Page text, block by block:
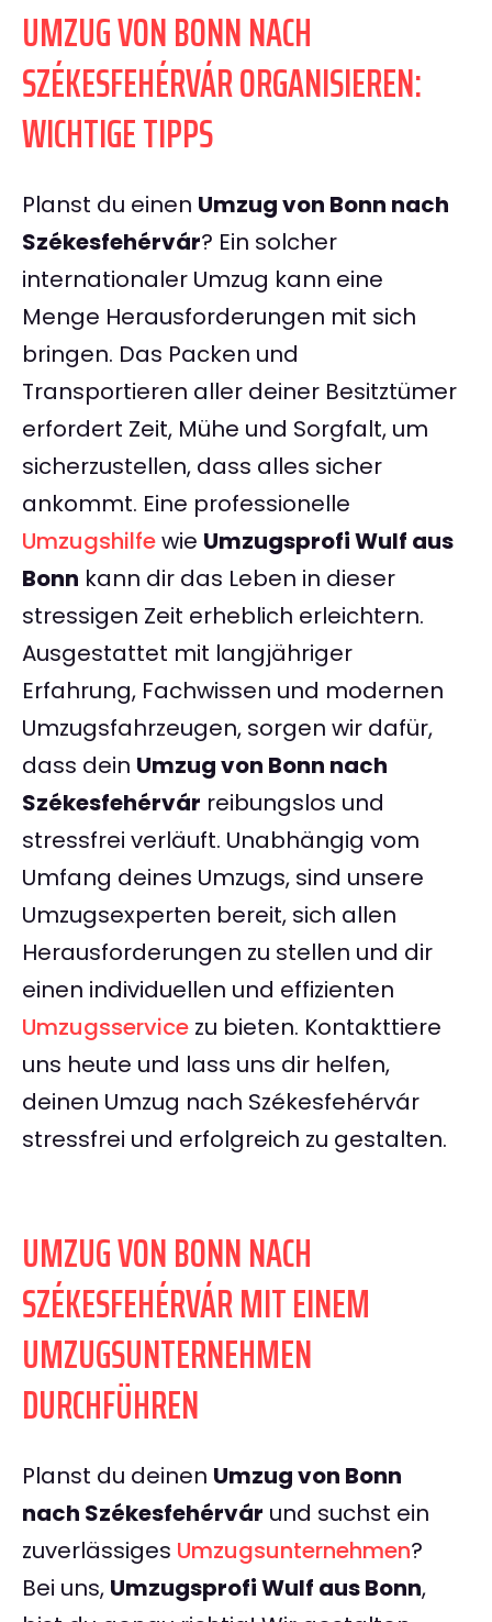
UMZUG VON BONN NACH
SZÉKESFEHÉRVÁR ORGANISIEREN:
WICHTIGE TIPPS
Planst du einen Umzug von Bonn nach
Székesfehérvár? Ein solcher
internationaler Umzug kann eine
Menge Herausforderungen mit sich
bringen. Das Packen und
Transportieren aller deiner Besitztümer
erfordert Zeit, Mühe und Sorgfalt, um
sicherzustellen, dass alles sicher
ankommt. Eine professionelle
Umzugshilfewie Umzugsprofi Wulf aus
Bonn kann dir das Leben in dieser
stressigen Zeit erheblich erleichtern.
Ausgestattet mit langjähriger
Erfahrung, Fachwissen und modernen
Umzugsfahrzeugen, sorgen wir dafür,
dass dein Umzug von Bonn nach
Székesfehérvár reibungslos und
stressfrei verläuft. Unabhängig vom
Umfang deines Umzugs, sind unsere
Umzugsexperten bereit, sich allen
Herausforderungen zu stellen und dir
einen individuellen und effizienten
Umzugsservice zu bieten. Kontakttiere
uns heute und lass uns dir helfen,
deinen Umzug nach Székesfehérvár
stressfrei und erfolgreich zu gestalten.
UMZUG VON BONN NACH
SZÉKESFEHÉRVÁR MIT EINEM
UMZUGSUNTERNEHMEN
DURCHFÜHREN
Planst du deinen Umzug von Bonn
nach Székesfehérvár und suchst ein
zuverlässiges Umzugsunternehmen?
Bei uns, Umzugsprofi Wulf aus Bonn,